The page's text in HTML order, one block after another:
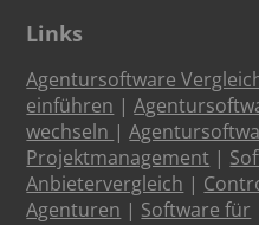
Links
Agentursoftware
einführen |
wechseln |
Projektmanagement |
Anbietervergleich |
Agenturen | Software für